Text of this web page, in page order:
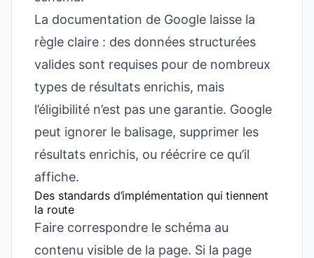
La documentation de Google laisse la
règle claire : des données structurées
valides sont requises pour de nombreux
types de résultats enrichis, mais
l’éligibilité n’est pas une garantie. Google
peut ignorer le balisage, supprimer les
résultats enrichis, ou réécrire ce qu’il
affiche.
Des standards d’implémentation qui tiennent
la route
Faire correspondre le schéma au
contenu visible de la page. Si la page